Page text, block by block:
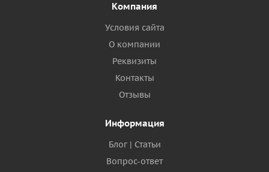
Компания
Условия сайта
О компании
Реквизиты
Контакты
Отзывы
Информация
Блог | Статьи
Вопрос-ответ